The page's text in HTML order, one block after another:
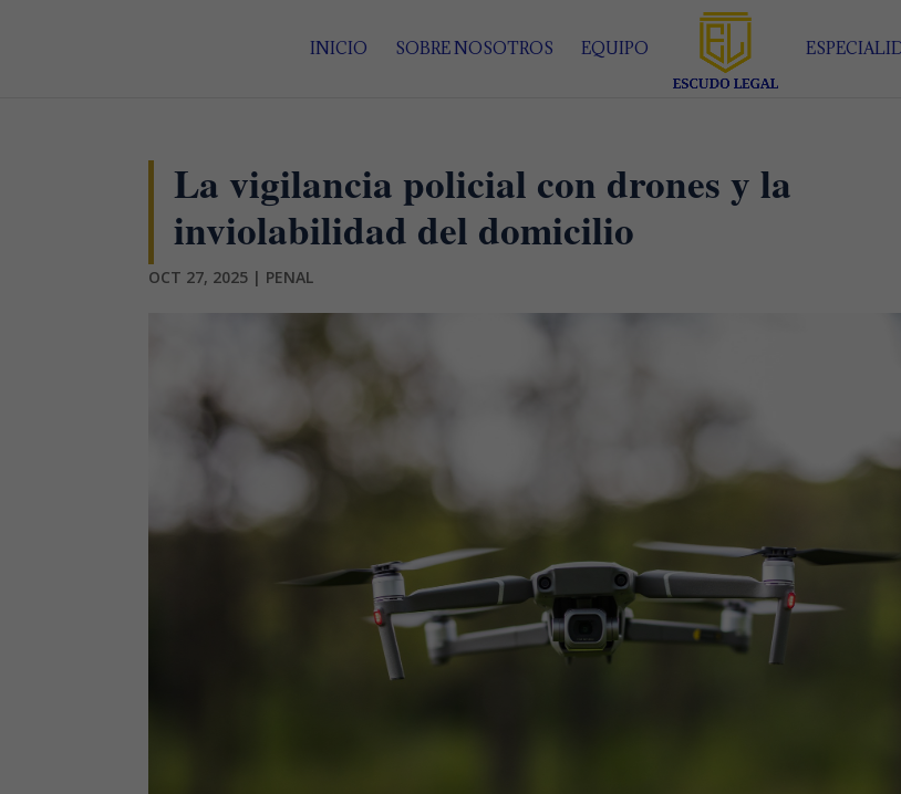
INICIO SOBRE NOSOTROS EQUIPO
La vigilancia policial con drones y la
inviolabilidad del domicilio
OCT 27, 2025 | PENAL